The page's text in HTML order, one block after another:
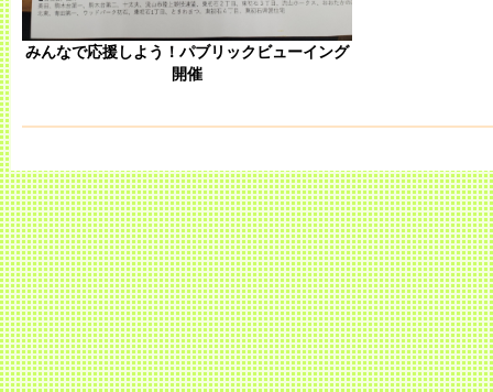
みんなで応援しよう！パブリックビューイング
開催